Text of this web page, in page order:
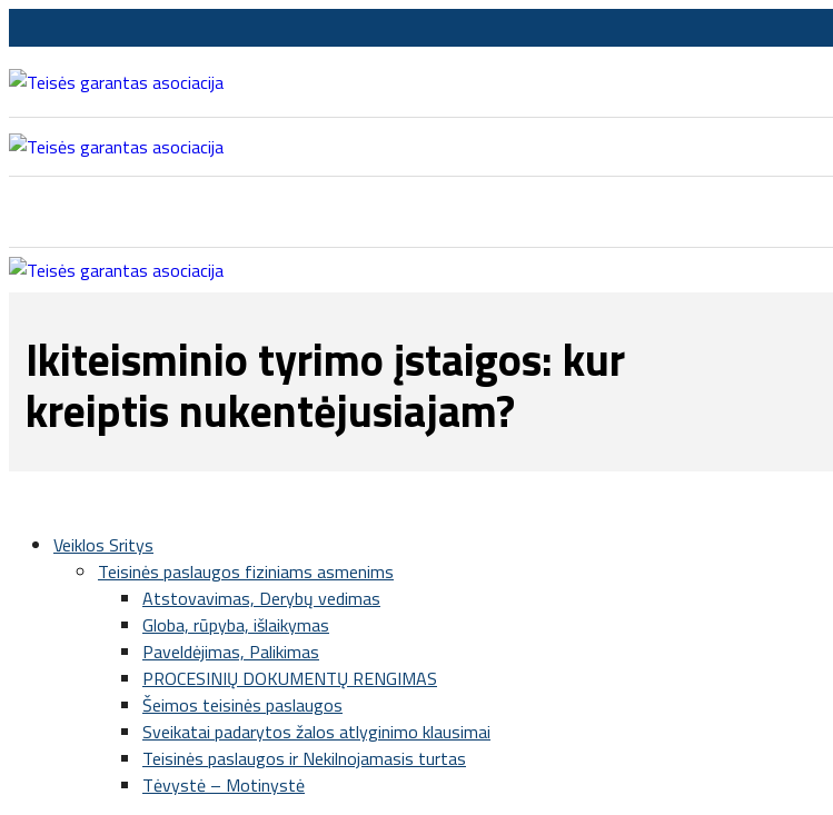
Ikiteisminio tyrimo įstaigos: kur
kreiptis nukentėjusiajam?
Veiklos Sritys
Teisinės paslaugos fiziniams asmenims
Atstovavimas, Derybų vedimas
Globa, rūpyba, išlaikymas
Paveldėjimas, Palikimas
PROCESINIŲ DOKUMENTŲ RENGIMAS
Šeimos teisinės paslaugos
Sveikatai padarytos žalos atlyginimo klausimai
Teisinės paslaugos ir Nekilnojamasis turtas
Tėvystė – Motinystė